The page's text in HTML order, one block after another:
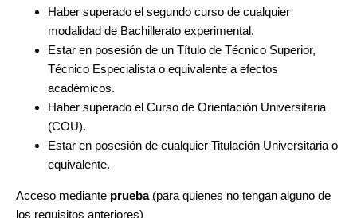
Haber superado el segundo curso de cualquier
modalidad de Bachillerato experimental.
Estar en posesión de un Título de Técnico Superior,
Técnico Especialista o equivalente a efectos
académicos.
Haber superado el Curso de Orientación Universitaria
(COU).
Estar en posesión de cualquier Titulación Universitaria o
equivalente.
Acceso mediante prueba (para quienes no tengan alguno de
los requisitos anteriores)